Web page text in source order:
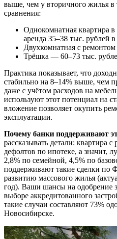
выше, чем у вторичного жилья
сравнения:
Однокомнатная квартира
аренда 35–38 тыс. рублей в
Двухкомнатная с
Трёшка — 60–73 тыс.
Практика показывает, что
стабильно на 8–14% выше, чем
даже с учётом расходов на
используют этот потенциал на
вложение позволяет окупить
эксплуатации.
Почему банки поддерживают
рассказывать детали: квартира
дефолтов по ипотеке, а значит,
2,8% по семейной, 4,5% по
поддерживают такие сделки по
развитию массового жилья
год). Ваши шансы на одобрение
выборе аккредитованного
такие случаи составляют 73%
Новосибирске.